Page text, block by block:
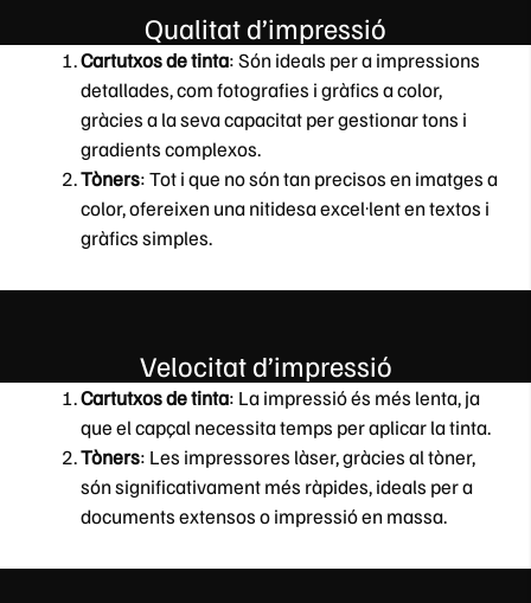
Qualitat d’impressió
Cartutxos de tinta: Són ideals per a impressions
detallades, com fotografies i gràfics a color,
gràcies a la seva capacitat per gestionar tons i
gradients complexos.
Tòners: Tot i que no són tan precisos en imatges a
color, ofereixen una nitidesa excel·lent en textos i
gràfics simples.
Velocitat d’impressió
Cartutxos de tinta: La impressió és més lenta, ja
que el capçal necessita temps per aplicar la tinta.
Tòners: Les impressores làser, gràcies al tòner,
són significativament més ràpides, ideals per a
documents extensos o impressió en massa.